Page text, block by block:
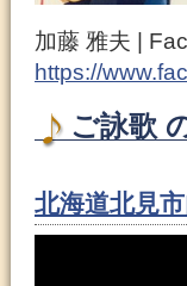
加藤 雅夫 |
https://
ご詠歌
北海道北見